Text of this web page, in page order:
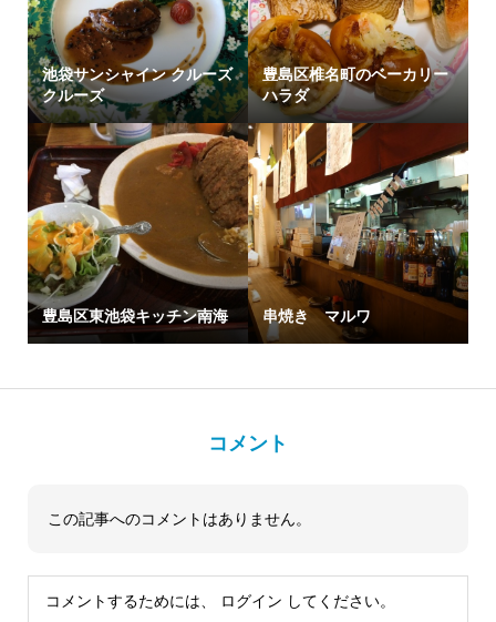
池袋サンシャイン クルーズ
クルーズ
豊島区椎名町のベーカリー
ハラダ
豊島区東池袋キッチン南海 串焼き マルワ
コメント
この記事へのコメントはありません。
コメントするためには、 ログイン してください。